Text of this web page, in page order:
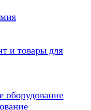
и товары для
оборудование